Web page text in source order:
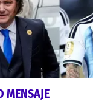
MENSAJE